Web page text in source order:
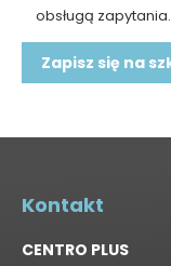
obsługą zapytania.
Kontakt
CENTRO PLUS